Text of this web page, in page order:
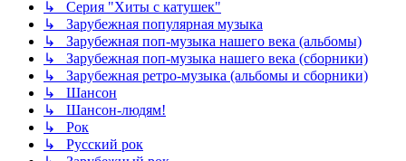
↳ Серия "Хиты с катушек"
↳ Зарубежная популярная музыка
↳ Зарубежная поп-музыка нашего века (альбомы)
↳ Зарубежная поп-музыка нашего века (сборники)
↳ Зарубежная ретро-музыка (альбомы и сборники)
↳ Шансон
↳ Шансон-людям!
↳ Рок
↳ Русский рок